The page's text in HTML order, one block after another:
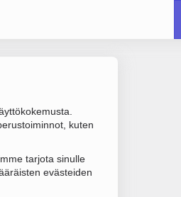
kuten
tarjota sinulle
evästeiden
varmistuksen.